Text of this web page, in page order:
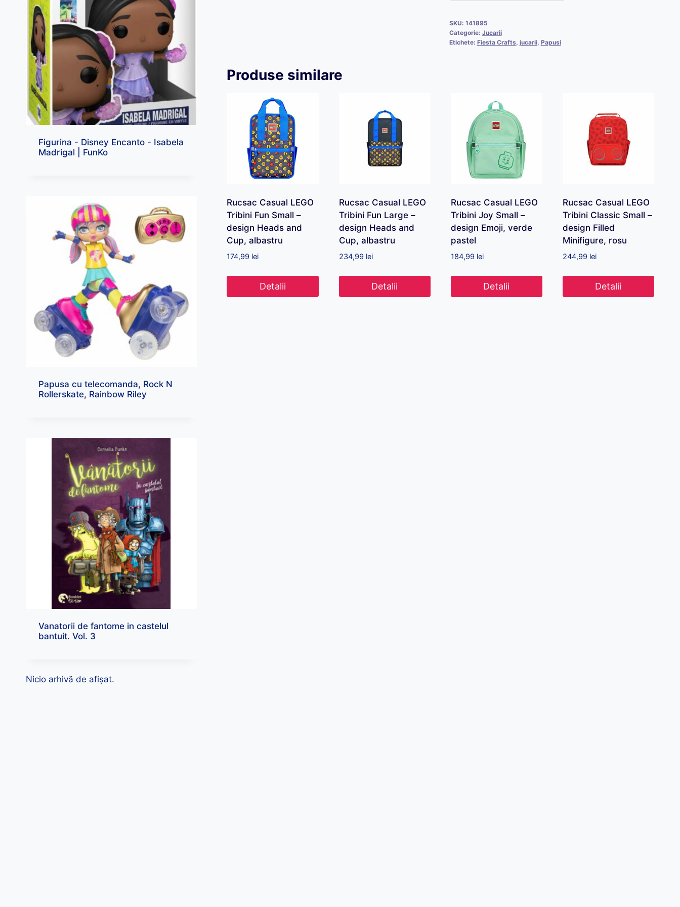
SKU: 141895
Categorie: Jucarii
Etichete: Fiesta Crafts jucarii, Papusi
Produse similare
Rucsac Casual LEGO
Tribini Fun Small –
design Heads and
Cup, albastru
174,99 lei
Detalii
Rucsac Casual LEGO
Tribini Fun Large –
design Heads and
Cup, albastru
234,99 lei
Detalii
Rucsac Casual LEGO
Tribini Joy Small –
design Emoji, verde
pastel
184,99 lei
Detalii
Rucsac Casual LEGO
Tribini Classic Small –
design Filled
Minifigure, rosu
244,99 lei
Detalii
Figurina - Disney Encanto - Isabela
Madrigal | FunKo
Papusa cu telecomanda, Rock N
Rollerskate, Rainbow Riley
Vanatorii de fantome in castelul
bantuit. Vol. 3
Nicio arhivă de afișat.